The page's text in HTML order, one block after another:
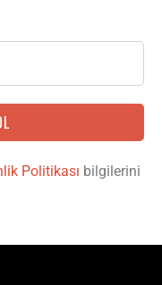
Politikası bilgilerini